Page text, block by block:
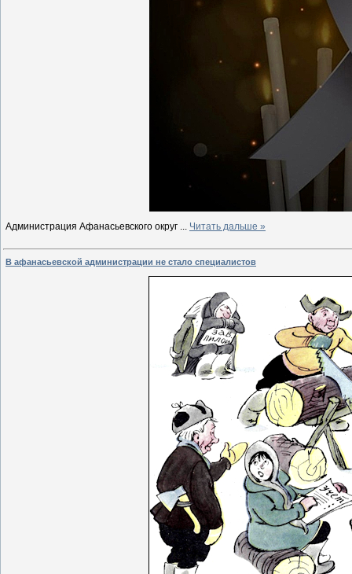
Администрация Афанасьевского округ ... Читать дальше »
В афанасьевской администрации не стало специалистов